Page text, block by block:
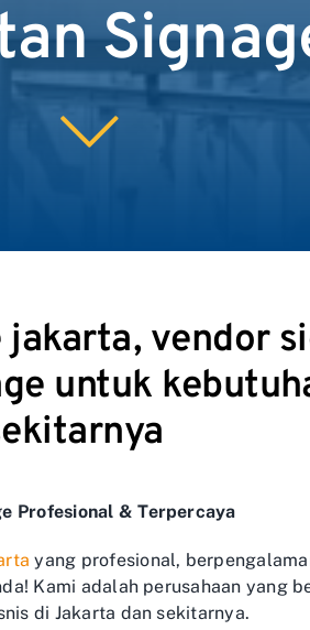
vendor
untuk
Profesional & Terpercaya
yang profesional,
Kami adalah perusahaan yang
di Jakarta dan sekitarnya.